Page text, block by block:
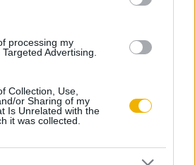
processing my
Advertising.
Collection, Use,
or Sharing of my
Is Unrelated with the
it was collected.
a szovjet áttörésig
harckocsizók